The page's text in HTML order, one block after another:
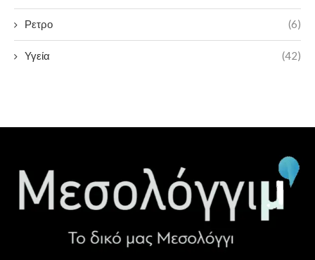
Ρετρο (6)
Υγεία (42)